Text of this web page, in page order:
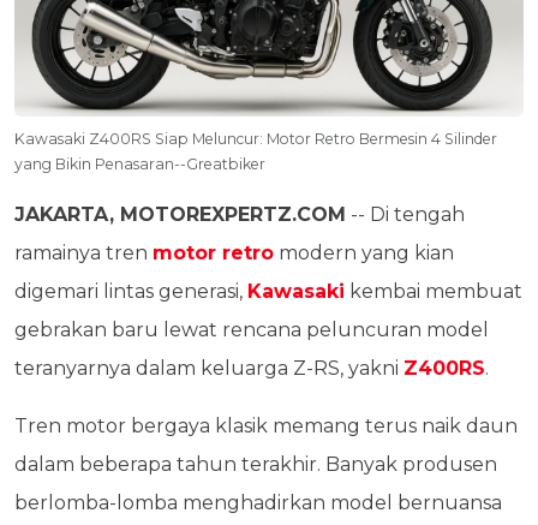
Kawasaki Z400RS Siap Meluncur: Motor Retro Bermesin 4 Silinder
yang Bikin Penasaran--Greatbiker
JAKARTA, MOTOREXPERTZ.COM -- Di tengah
ramainya tren motor retro modern yang kian
digemari lintas generasi, Kawasaki kembai membuat
gebrakan baru lewat rencana peluncuran model
teranyarnya dalam keluarga Z-RS, yakni Z400RS.
Tren motor bergaya klasik memang terus naik daun
dalam beberapa tahun terakhir. Banyak produsen
berlomba-lomba menghadirkan model bernuansa